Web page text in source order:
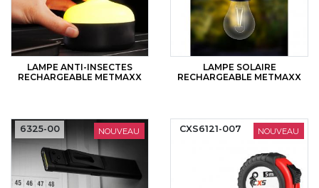
LAMPE ANTI-INSECTES
RECHARGEABLE METMAXX
LAMPE SOLAIRE
RECHARGEABLE METMAXX
NOUVEAU
6325-00 NOUVEAU
CXS6121-007